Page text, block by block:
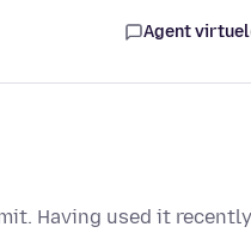
Agent virtuel
Having used it